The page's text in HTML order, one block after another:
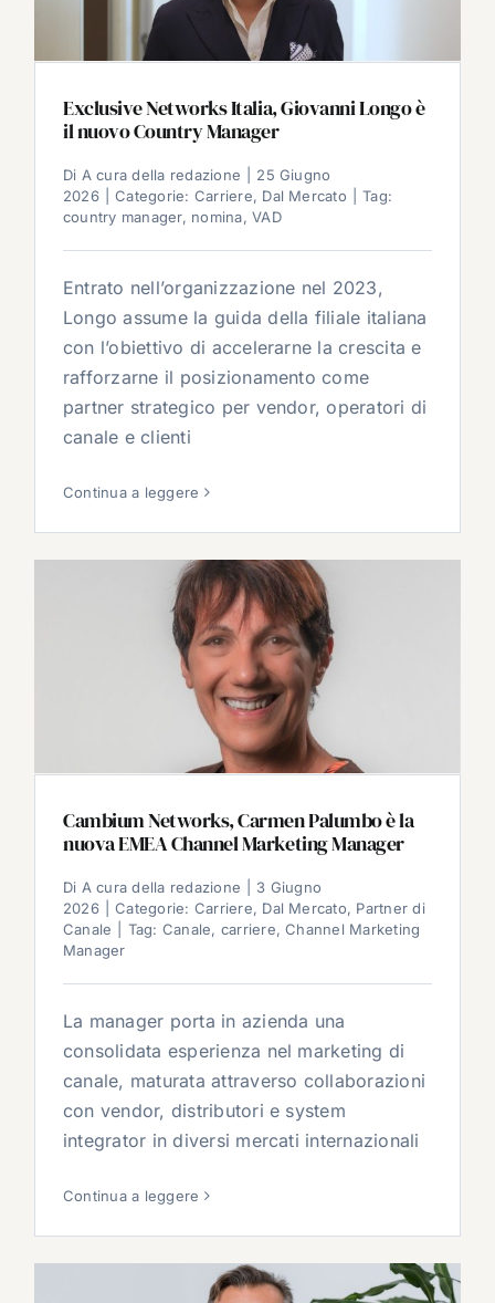
Exclusive Networks Italia, Giovanni Longo è
il nuovo Country Manager
Di A cura della redazione
25 Giugno
2026
Categorie: Carriere, Dal Mercato
Tag:
country manager, nomina,VAD
Entrato nell’organizzazione nel 2023,
Longo assume la guida della filiale italiana
con l’obiettivo di accelerarne la crescita e
rafforzarne il posizionamento come
partner strategico per vendor, operatori di
canale e clienti
Continua a leggere
Cambium Networks, Carmen Palumbo è la
nuova EMEA Channel Marketing Manager
Di A cura della redazione
3 Giugno
2026
Categorie: Carriere, Dal Mercato, Partner di
Canale
Tag: Canale, carriere,Channel Marketing
Manager
La manager porta in azienda una
consolidata esperienza nel marketing di
canale, maturata attraverso collaborazioni
con vendor, distributori e system
integrator in diversi mercati internazionali
Continua a leggere